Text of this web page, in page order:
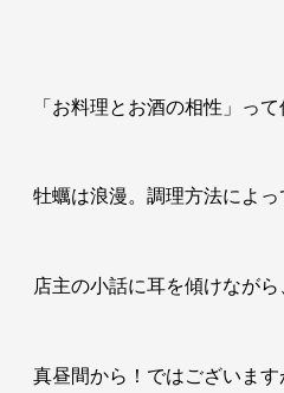
「お料理とお酒の相性」って
牡蠣は浪漫。調理方法によっ
店主の小話に耳を傾けなが
真昼間から！ではございます